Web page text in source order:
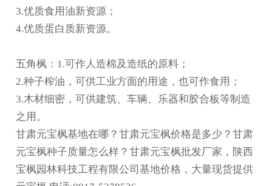
3.优质食用油新资源；
4.优质蛋白质新资源。
五角枫：1.可作人造棉及造纸的原料；
2.种子榨油，可供工业方面的用途，也可作食用；
3.木材细密，可供建筑、车辆、乐器和胶合板等制造
之用。
甘肃元宝枫基地在哪？甘肃元宝枫价格是多少？甘肃
元宝枫种子质量怎么样？甘肃元宝枫批发厂家，陕西
宝枫园林科技工程有限公司基地价格，大量现货提供